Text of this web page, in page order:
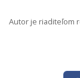
Autor je riaditeľom